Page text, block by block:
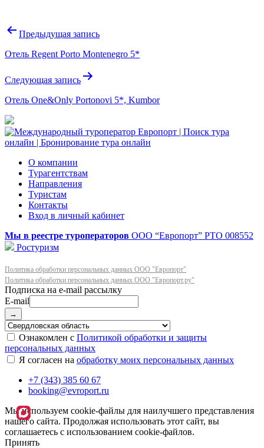
Навигация
записям
Предыдущая запись
Отель Regent Porto Montenegro 5*
Следующая запись
Отель One&Only Portonovi 5*, Kumbor
О компании
Турагентствам
Направления
Туристам
Контакты
Вход в личный кабинет
Мы в реестре туроператоров ООО “Европорт” РТО 008552
Ростуризм
Политика обработки персональных данных ООО "Европорт"
Политика обработки персональных данных ООО "Европорт.ру"
E-mail
→
Ознакомлен с Политикой обработки и защиты
персональных данных
Я согласен на обработку моих персональных данных
+7 (343) 385 60 67
booking@evroport.ru
Мы используем cookie-файлы для наилучшего представления
нашего сайта. Продолжая использовать этот сайт, вы
соглашаетесь с использованием cookie-файлов.
Принять